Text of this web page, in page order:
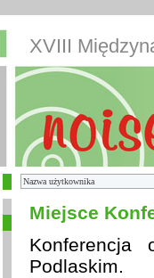
XVIII
Miejsce
Podlaskim.